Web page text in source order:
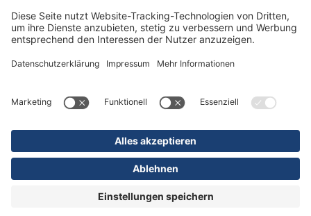
Datenschutz
Sitemap
© 2026 KLINIKEN DR. ERLER